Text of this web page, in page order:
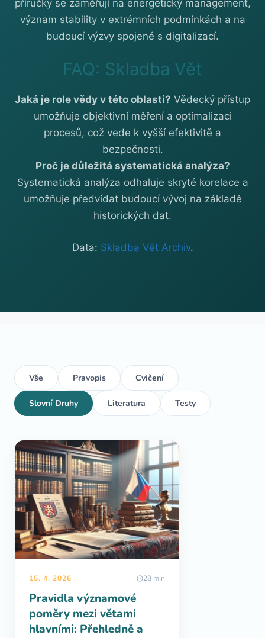
příručky se zaměřují na energetický management,
význam stability v extrémních podmínkách a na
budoucí výzvy spojené s digitalizací.
FAQ: Skladba Vět
Jaká je role vědy v této oblasti? Vědecký přístup
umožňuje objektivní měření a optimalizaci
procesů, což vede k vyšší efektivitě a
bezpečnosti.
Proč je důležitá systematická analýza?
Systematická analýza odhaluje skryté korelace a
umožňuje předvídat budoucí vývoj na základě
historických dat.
Data: Skladba Vět Archiv.
Vše Pravopis Cvičení
Slovní Druhy Literatura Testy
15. 4. 2026 28 min
Pravidla významové
poměry mezi větami
hlavními: Přehledně a